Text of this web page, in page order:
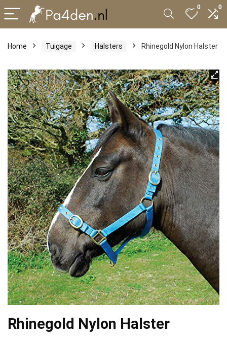
0 0
Home Tuigage Halsters Rhinegold Nylon Halster
Rhinegold Nylon Halster